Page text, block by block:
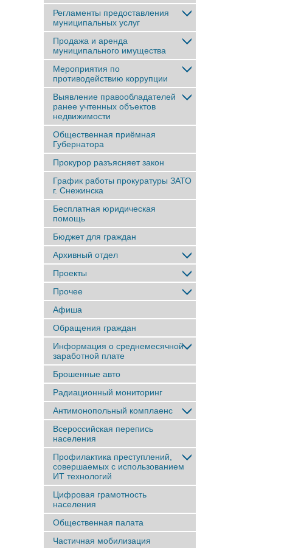
Регламенты предоставления
муниципальных услуг
Продажа и аренда
муниципального имущества
Мероприятия по
противодействию коррупции
Выявление правообладателей
ранее учтенныx объектов
недвижимости
Общественная приёмная
Губернатора
Прокурор разъясняет закон
График работы прокуратуры ЗАТО
г. Снежинска
Бесплатная юридическая
помощь
Бюджет для граждан
Архивный отдел
Проекты
Прочее
Афиша
Обращения граждан
Информация о среднемесячной
заработной плате
Брошенные авто
Радиационный мониторинг
Антимонопольный комплаенс
Всероссийская перепись
населения
Профилактика преступлений,
совершаемых с использованием
ИТ технологий
Цифровая грамотность
населения
Общественная палата
Частичная мобилизация